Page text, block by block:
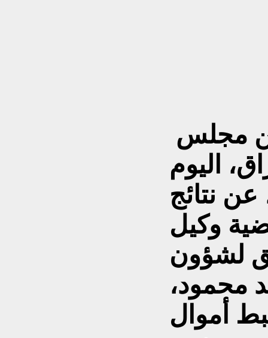
مجلس
اليوم
(2 حزيران 2026)، عن نتائج
وكيل
لشؤون
محمود،
أموال